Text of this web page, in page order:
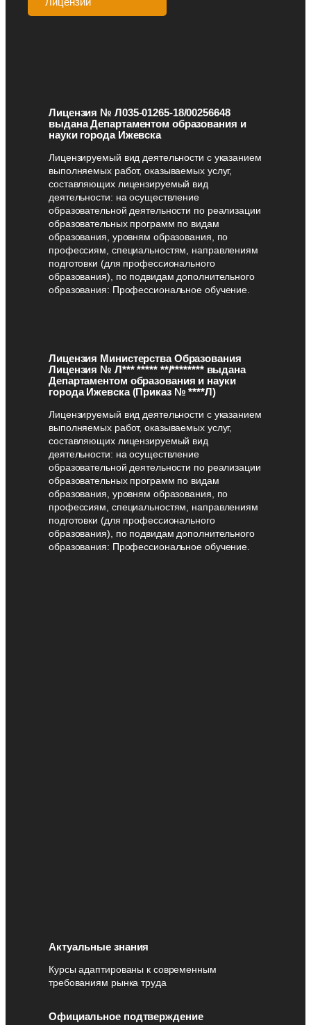
Лицензия № Л035-01265-18/00256648
выдана Департаментом образования и
науки города Ижевска
Лицензируемый вид деятельности с указанием
выполняемых работ, оказываемых услуг,
составляющих лицензируемый вид
деятельности: на осуществление
образовательной деятельности по реализации
образовательных программ по видам
образования, уровням образования, по
профессиям, специальностям, направлениям
подготовки (для профессионального
образования), по подвидам дополнительного
образования: Профессиональное обучение.
Лицензия Министерства Образования
Лицензия № Л*** ***** **/******** выдана
Департаментом образования и науки
города Ижевска (Приказ № ****Л)
Лицензируемый вид деятельности с указанием
выполняемых работ, оказываемых услуг,
составляющих лицензируемый вид
деятельности: на осуществление
образовательной деятельности по реализации
образовательных программ по видам
образования, уровням образования, по
профессиям, специальностям, направлениям
подготовки (для профессионального
образования), по подвидам дополнительного
образования: Профессиональное обучение.
Актуальные знания
Курсы адаптированы к современным
требованиям рынка труда
Официальное подтверждение